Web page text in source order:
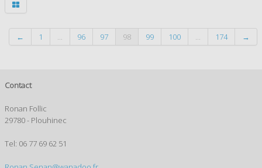
← 1 ... 96 97 98 99 100 ... 174 →
Contact
Ronan Follic
29780 - Plouhinec
Tel: 06 77 69 62 51